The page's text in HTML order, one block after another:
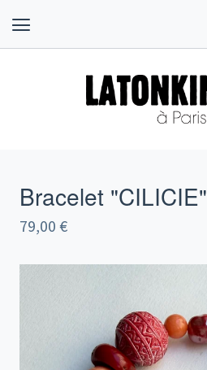
Bracelet "CILICIE"
79,00 €